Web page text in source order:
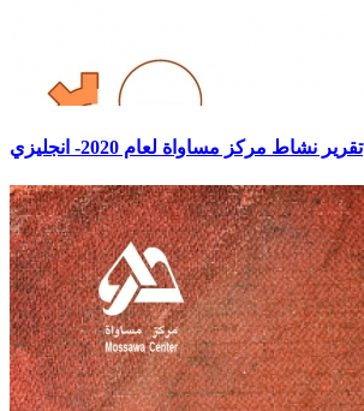
تقرير نشاط مركز مساواة لعام 2020- انجليزي